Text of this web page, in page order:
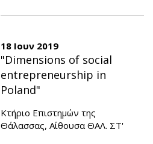
18 Ιουν 2019
"Dimensions of social
entrepreneurship in
Poland"
Κτήριο Επιστημών της
Θάλασσας, Αίθουσα ΘΑΛ. ΣΤ'